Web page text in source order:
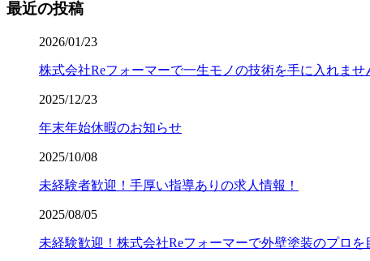
最近の投稿
2026/01/23
株式会社Reフォーマーで一生モノの技術を手に入れませ
2025/12/23
年末年始休暇のお知らせ
2025/10/08
未経験者歓迎！手厚い指導ありの求人情報！
2025/08/05
未経験歓迎！株式会社Reフォーマーで外壁塗装のプロを